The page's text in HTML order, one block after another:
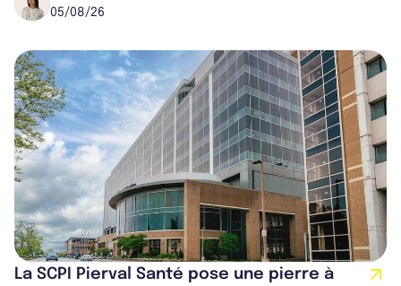
05/08/26
La SCPI Pierval Santé pose une pierre à